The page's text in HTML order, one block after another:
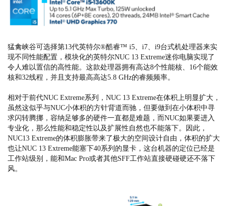
猛禽峡谷可选择第13代英特尔®酷睿™ i5、i7、i9台式机处理器来实
现不同性能配置，模块化的英特尔NUC 13 Extreme迷你电脑实现了
令人难以置信的高性能。这款处理器拥有高达8个性能核、16个能效
核和32线程，并且支持最高高达5.8 GHz的睿频频率。
相对于前代NUC Extreme系列，NUC 13 Extreme在体积上明显扩大，
虽然这似乎与NUC小体积的方针背道而驰，但要做到在小体积中寻
求闪转腾挪，容纳足够多的硬件一直都是难题，而NUC如果要进入
专业化，那么性能和稳定性以及扩展性自然也不能落下。因此，
NUC13 Extreme的体积膨胀带来了极大的空间设计自由，体积的扩大
也让NUC 13 Extreme能塞下40系列的显卡，这台机器的定位已经是
工作站级别，能和Mac Pro或者其他SFF工作站直接硬碰硬还不落下
风。